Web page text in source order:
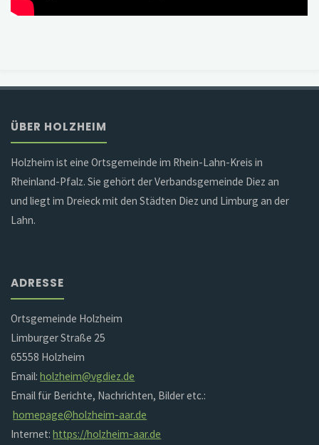
ÜBER HOLZHEIM
Holzheim ist eine Ortsgemeinde im Rhein-Lahn-Kreis in
Rheinland-Pfalz. Sie gehört der Verbandsgemeinde Diez an
und liegt im Dreieck mit den Städten Diez und Limburg an der
Lahn.
ADRESSE
Ortsgemeinde Holzheim
Limburger Straße 25
65558 Holzheim
Email:holzheim@vgdiez.de
Email für Berichte, Nachrichten, Bilder etc.:
homepage@holzheim-aar.de
Internet:https://holzheim-aar.de